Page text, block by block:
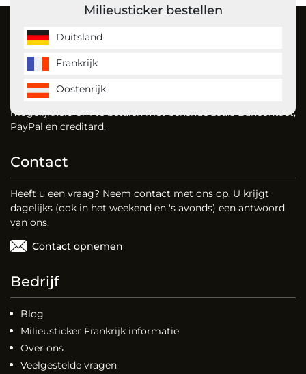
Milieusticker bestellen
Duitsland
Frankrijk
Oostenrijk
Over ons
MilieustickerKopen is de ecovignet specialist en en bestelt
u gemakkelijk uw milieusticker voor Duitsland, Frankrijk en
vignet voor Oostenrijk. Dankzij onze website heeft u de
mogelijkheid om te betalen met bekende zoals Bancontact,
PayPal en creditard.
Contact
Heeft u een vraag? Neem contact met ons op. U krijgt
dagelijks (ook in het weekend en 's avonds) een antwoord
van ons.
Contact opnemen
Bedrijf
Blog
Milieusticker Frankrijk informatie
Over ons
Veelgestelde vragen